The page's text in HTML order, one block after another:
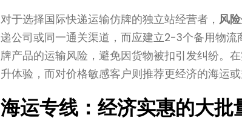
对于选择国际快递运输仿牌的独立站经营者， 风
递公司或同一通关渠道，而应建立2-3个备用物
牌产品的运输风险，避免因货物被扣引发纠纷。
升体验，而对价格敏感客户则推荐更经济的海运或
海运专线：经济实惠的大批